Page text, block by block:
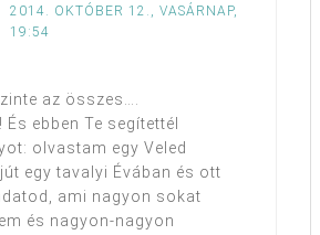
2014. OKTÓBER 12., VASÁRNAP,
19:54
az összes….
És ebben Te segítettél
olvastam egy Veled
egy tavalyi Évában és ott
ami nagyon sokat
és nagyon-nagyon